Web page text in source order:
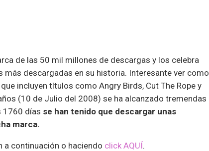
de las 50 mil millones de descargas y los celebra
descargadas en su historia. Interesante ver como
incluyen títulos como Angry Birds, Cut The Rope y
(10 de Julio del 2008) se ha alcanzado tremendas
1760 días se han tenido que descargar unas
marca.
a continuación o haciendo click AQUÍ.